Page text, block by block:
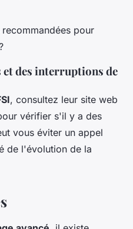
pour
des interruptions de
, consultez leur site web
vérifier s'il y a des
vous éviter un appel
de l'évolution de la